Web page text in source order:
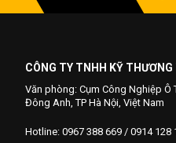
CÔNG TY TNHH KỸ THƯƠNG
Văn phòng: Cụm Công Nghiệp Ô
Đông Anh, TP Hà Nội, Việt Nam
Hotline: 0967 388 669 / 0914 128